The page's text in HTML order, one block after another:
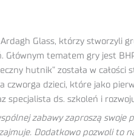
Glass, którzy stworzyli
tematem gry jest
hutnik” została w
czworga dzieci, które jako
specjalista ds. szkoleń i
zabawy zaproszą swoje
Dodatkowo pozwoli to